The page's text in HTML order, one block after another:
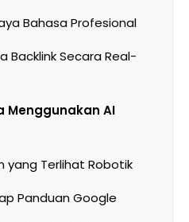
Bahasa Profesional
Backlink Secara Real-
Menggunakan AI
yang Terlihat Robotik
Panduan Google